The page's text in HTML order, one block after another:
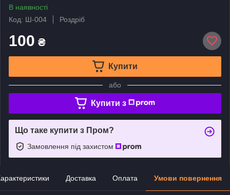
В наявності
Код: Ш-004
Роздріб
100 ₴
Купити
або
Купити з
Що таке купити з Пром?
Замовлення під захистом
Доставка Оплата Умови повернення